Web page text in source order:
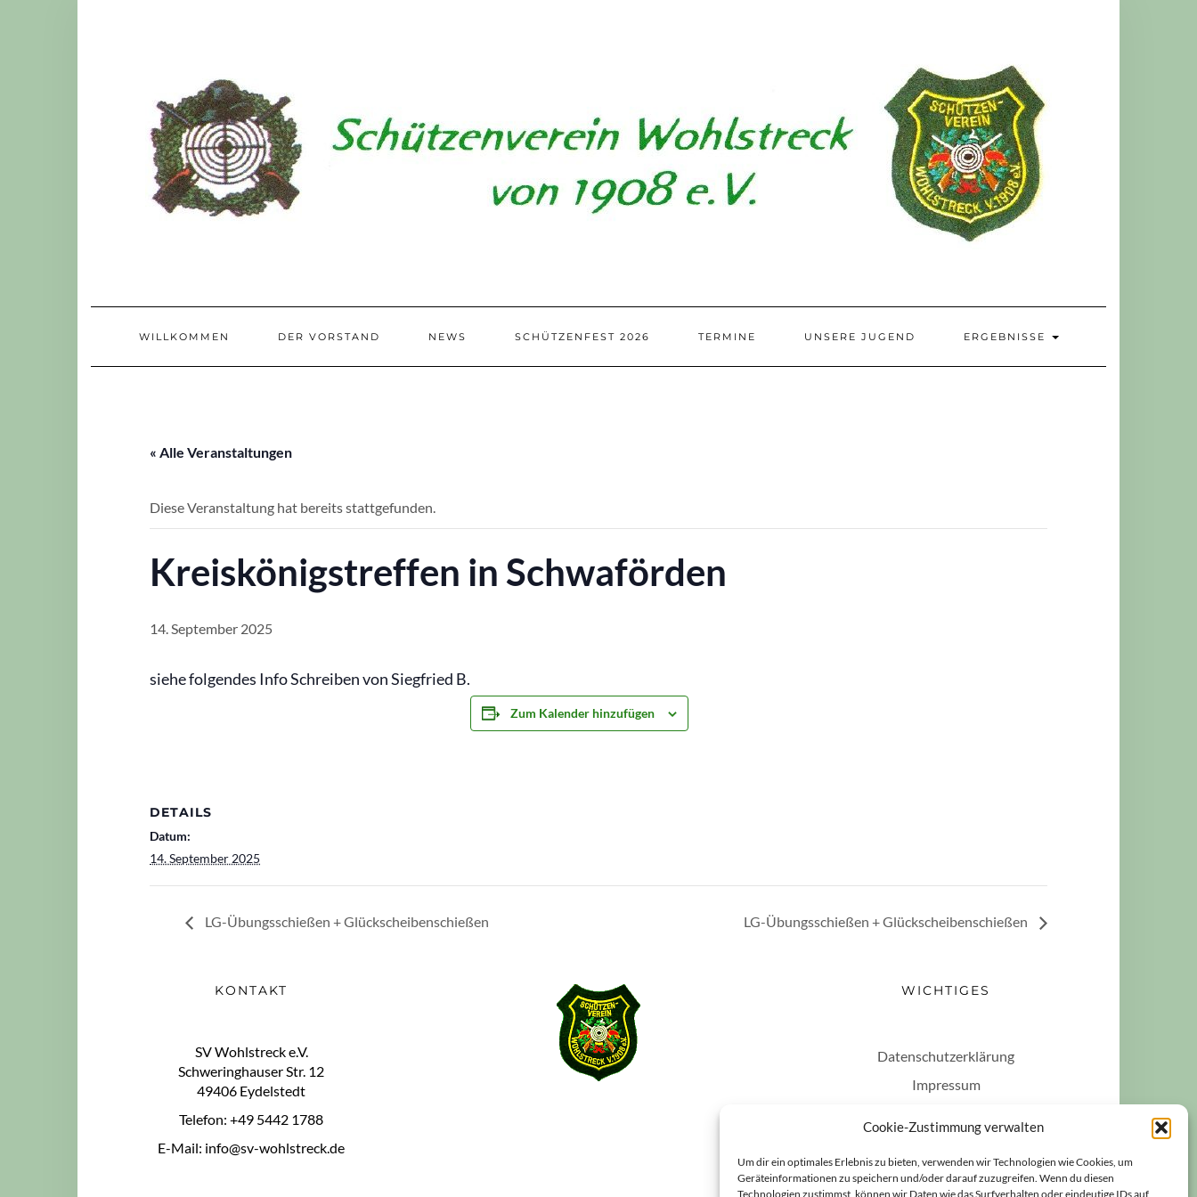
Cookie-Zustimmung verwalten
Um dir ein optimales Erlebnis zu bieten, verwenden wir Technologien wie Cookies, um
Geräteinformationen zu speichern und/oder darauf zuzugreifen. Wenn du diesen
Technologien zustimmst, können wir Daten wie das Surfverhalten oder eindeutige IDs auf
WILLKOMMEN DER VORSTAND NEWS SCHÜTZENFEST 2026 TERMINE UNSERE JUGEND ERGEBNISSE
« Alle Veranstaltungen
Diese Veranstaltung hat bereits stattgefunden.
Kreiskönigstreffen in Schwaförden
14. September 2025
siehe folgendes Info Schreiben von Siegfried B.
Zum Kalender hinzufügen
DETAILS
Datum:
14. September 2025
LG-Übungsschießen + Glückscheibenschießen LG-Übungsschießen + Glückscheibenschießen
KONTAKT
SV Wohlstreck e.V.
Schweringhauser Str. 12
49406 Eydelstedt
Telefon: +49 5442 1788
E-Mail: info@sv-wohlstreck.de
WICHTIGES
Datenschutzerklärung
Impressum